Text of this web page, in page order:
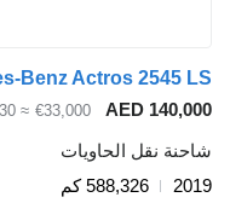
Mercedes-Benz Actros
AED
€33,000
≈ $38,130
الحاويات
588,326 كم